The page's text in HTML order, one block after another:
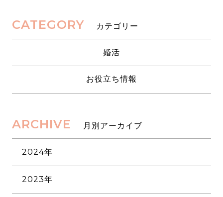
CATEGORY カテゴリー
婚活
お役立ち情報
ARCHIVE 月別アーカイブ
2024年
3月
2023年